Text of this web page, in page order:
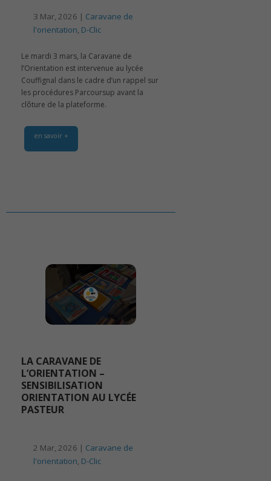
3 Mar, 2026 | Caravane de
l'orientation, D-Clic
Le mardi 3 mars, la Caravane de
l’Orientation est intervenue au lycée
Couffignal dans le cadre d’un rappel sur
les procédures Parcoursup avant la
clôture de la plateforme.
en savoir +
LA CARAVANE DE
L’ORIENTATION –
SENSIBILISATION
ORIENTATION AU LYCÉE
PASTEUR
2 Mar, 2026 | Caravane de
l'orientation, D-Clic